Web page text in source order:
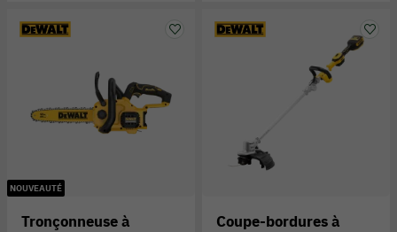
NOUVEAUTÉ
Tronçonneuse à
Coupe-bordures à